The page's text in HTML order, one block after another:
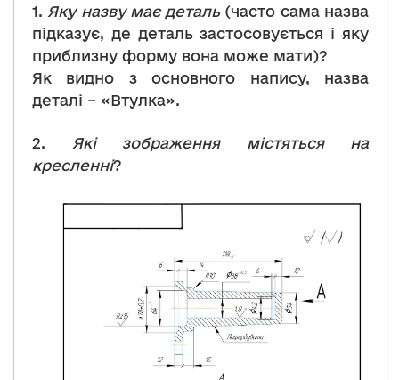
1. Яку назву має деталь (часто сама назва
підказує, де деталь застосовується і яку
приблизну форму вона може мати)?
Як видно з основного напису, назва
деталі – «Втулка».
2. Які зображення містяться на
кресленні?